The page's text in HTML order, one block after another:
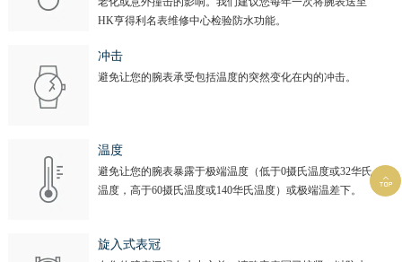
HK亨得利名表维修中心检验防水功能。
冲击
避免让您的腕表承受包括温度的突然变化在内的冲击。
温度
避免让您的腕表暴露于极端温度（低于0摄氏温度或32华氏
温度，高于60摄氏温度或140华氏温度）或极端温差下。
旋入式表冠
